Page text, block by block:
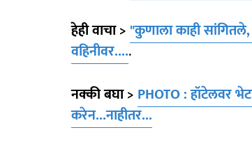
हेही वाचा > "कुणाला काही
वहिनीवर.....
नक्की बघा > PHOTO : हॉटेलवर
करेन...नाहीतर...